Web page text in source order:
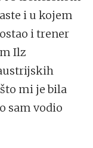
i u kojem
i trener
Ilz
mi je bila
sam vodio